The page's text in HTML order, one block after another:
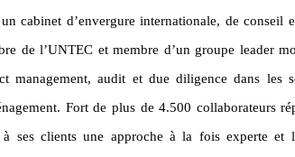
cabinet d’envergure internationale, de conseil
de l’UNTEC et membre d’un groupe leader
management, audit et due diligence dans les
Fort de plus de 4.500 collaborateurs
ses clients une approche à la fois experte et